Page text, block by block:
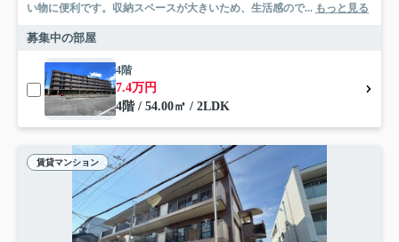
い物に便利です。収納スペースが大きいため、生活感ので... もっと見る
募集中の部屋
4階
7.4万円
4階 / 54.00㎡ / 2LDK
賃貸マンション